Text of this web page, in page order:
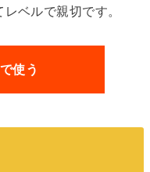
レベルで親切です。
使う